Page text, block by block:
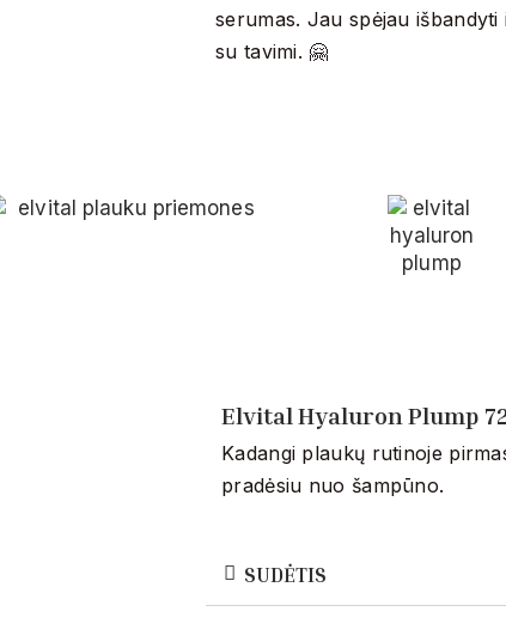
serumas. Jau spėjau
su tavimi. 🤗
Elvital Hyaluron Plump
Kadangi plaukų rutinoje
pradėsiu nuo šampūno.
SUDĖTIS